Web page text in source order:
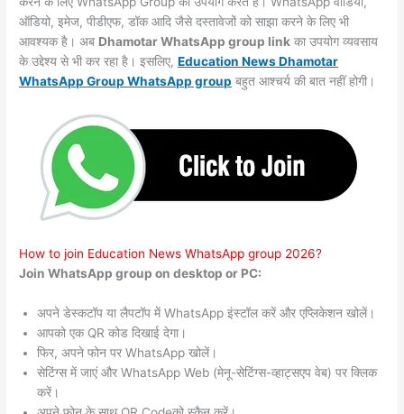
ऑडियो, इमेज, पीडीएफ, डॉक आदि जैसे दस्तावेजों को साझा करने के लिए भी
आवश्यक है। अब Dhamotar WhatsApp group link का उपयोग व्यवसाय
के उद्देश्य से भी कर रहा है। इसलिए,Education News Dhamotar
WhatsApp Group WhatsApp group बहुत आश्चर्य की बात नहीं होगी।
How to join Education News WhatsApp group 2026?
Join WhatsApp group on desktop or PC:
अपने डेस्कटॉप या लैपटॉप में WhatsApp इंस्टॉल करें और एप्लिकेशन खोलें।
आपको एक QR कोड दिखाई देगा।
फिर, अपने फोन पर WhatsApp खोलें।
सेटिंग्स में जाएं और WhatsApp Web (मेनू-सेटिंग्स-व्हाट्सएप वेब) पर क्लिक
करें।